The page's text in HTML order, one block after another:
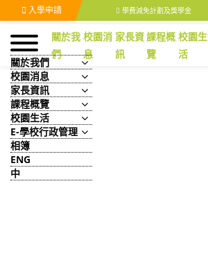
入學申請 學費減免計劃及獎學金
關於我
們
校園消
息
家長資
訊
課程概
覽
校園生
活
關於我們
校園消息
家長資訊
課程概覽
校園生活
E-學校行政管理
相簿
ENG
中